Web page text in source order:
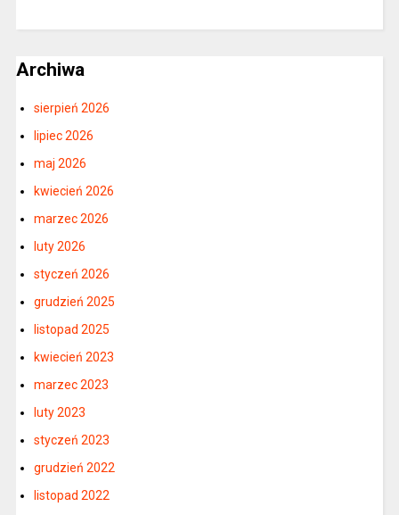
Archiwa
sierpień 2026
lipiec 2026
maj 2026
kwiecień 2026
marzec 2026
luty 2026
styczeń 2026
grudzień 2025
listopad 2025
kwiecień 2023
marzec 2023
luty 2023
styczeń 2023
grudzień 2022
listopad 2022